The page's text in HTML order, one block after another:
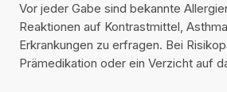
Vor jeder Gabe sind bekannte
Reaktionen auf Kontrastmittel,
Erkrankungen zu erfragen. Bei
Prämedikation oder ein Verzicht auf